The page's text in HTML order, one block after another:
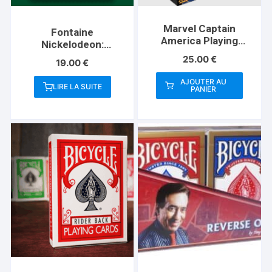
Fontaine
Nickelodeon:
Monsters Playing
Cards
19.00€
LIRE LA SUITE
Marvel Captain
America Playing
Cards (Plus Card
Guard)
25.00€
AJOUTER AU
PANIER